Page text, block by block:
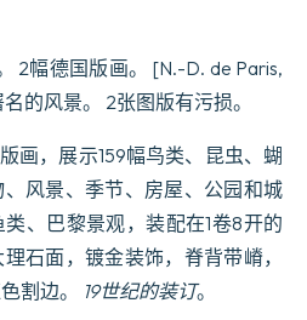
2幅德国版画。 [N.-D. de Paris,
的风景。 2张图版有污损。
画，展示159幅鸟类、昆虫、蝴
风景、季节、房屋、公园和城
、巴黎景观，装配在1卷8开的
石面，镀金装饰，脊背带嵴，
割边。
19世纪的装订。